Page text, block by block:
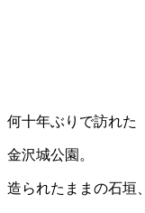
何十年ぶりで訪れた
金沢城公園。
造られたままの石垣、